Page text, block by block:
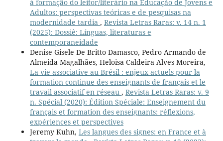
à formação do leitor/literário na Educação de Jovens e
Adultos: perspectivas teóricas e de pesquisas na
modernidade tardia , Revista Letras Raras: v. 14 n. 1
(2025): Dossiê: Línguas, literaturas e
contemporaneidade
Denise Gisele De Britto Damasco, Pedro Armando de
Almeida Magalhães, Heloisa Caldeira Alves Moreira,
La vie associative au Brésil : enjeux actuels pour la
formation continue des enseignants de français et le
travail associatif en réseau , Revista Letras Raras: v. 9
n. Spécial (2020): Édition Spéciale: Enseignement du
français et formation des enseignants: réflexions,
expériences et perspectives
Jeremy Kuhn, Les langues des signes: en France et à